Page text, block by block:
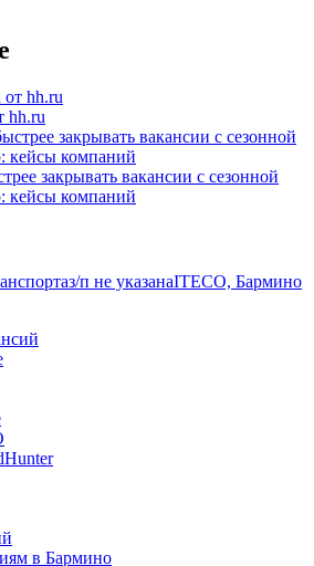
hh.ru
закрывать вакансии с сезонной
кейсы компаний
з/п не указанаITECO, Бармино
в Бармино